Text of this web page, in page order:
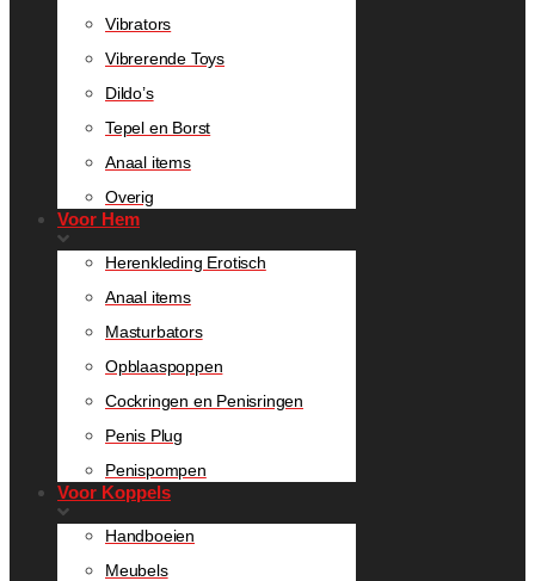
Vibrators
Vibrerende Toys
Dildo’s
Tepel en Borst
Anaal items
Overig
Voor Hem
Herenkleding Erotisch
Anaal items
Masturbators
Opblaaspoppen
Cockringen en Penisringen
Penis Plug
Penispompen
Voor Koppels
Handboeien
Meubels